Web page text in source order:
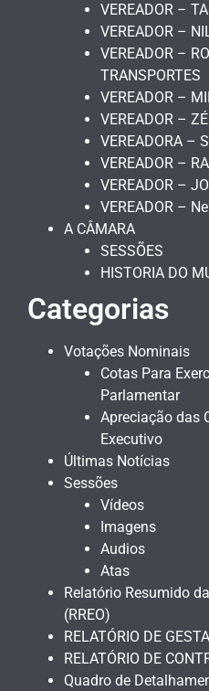
VEREADOR –
VEREADOR –
VEREADOR –
TRANSPORTES
VEREADOR –
VEREADOR –
VEREADORA –
VEREADOR –
VEREADOR –
VEREADOR –
A CÂMARA
SESSÕES
HISTORIA DO
Categorias
Votações Nominais
Cotas Para
Parlamentar
Apreciação das
Executivo
Últimas Notícias
Sessões
Vídeos
Imagens
Audios
Atas
Relatório Resumido
(RREO)
RELATÓRIO DE
RELATÓRIO DE
Quadro de